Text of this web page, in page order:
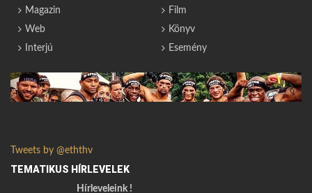
Magazin
Web
Interjú
Film
Könyv
Esemény
Tweets by @eththv
TEMATIKUS HÍRLEVELEK
Hírleveleink !